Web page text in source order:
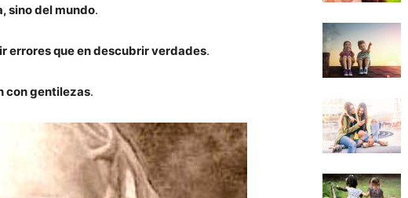
sino del mundo.
errores que en descubrir verdades.
con gentilezas.